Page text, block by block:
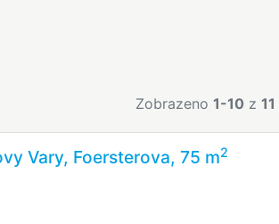
Zobrazeno 1-10 z 11
Vary, Foersterova, 75 m2